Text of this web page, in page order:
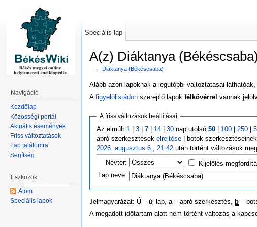
A(z) Diáktanya
← Diáktanya (Békéscsaba)
Alább azon lapoknak a legutóbbi változtatásai
A figyelőlistádon szereplő lapok félkövérrel vannak
A friss változások beállításai
Az elmúlt 1 3| 7| 14| 30nap utolsó 50| 100| 250|
apró szerkesztések elrejtése| botok szerkesztéseinek
2026. augusztus 6., 21:42után történt változások
Névtér:
Kijelölés
Lap neve:
Jelmagyarázat: Ú – új lap, a – apró szerkesztés, b –
A megadott időtartam alatt nem történt változás a
Speciális lap
Navigáció
Kezdőlap
Közösségi portál
Aktuális események
Friss változtatások
Lap találomra
Segítség
Eszközök
Atom
Speciális lapok